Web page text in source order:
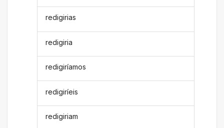
redigirias
redigiria
redigiríamos
redigiríeis
redigiriam